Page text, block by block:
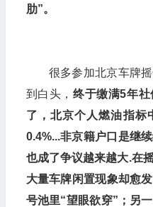
肋”。
很多参加北京车牌
到白头，终于缴满5年社
了， 北京个人燃油指标
0.4%...非京籍户口是继
也成了争议越来越大.在
大量车牌闲置现象却愈
号池里“望眼欲穿”；另